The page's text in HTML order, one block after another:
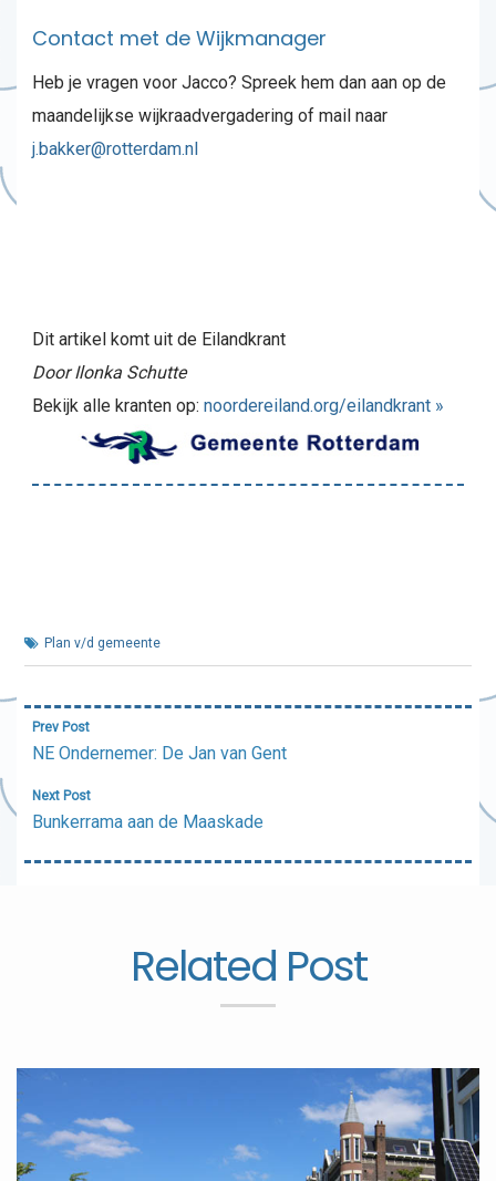
Contact met de Wijkmanager
Heb je vragen voor Jacco? Spreek hem dan aan op de
maandelijkse wijkraadvergadering of mail naar
j.bakker@rotterdam.nl
Dit artikel komt uit de Eilandkrant
Door Ilonka Schutte
Bekijk alle kranten op: noordereiland.org/eilandkrant »
Plan v/d gemeente
Bericht
navigatie
Prev Post
NE Ondernemer: De Jan van Gent
Next Post
Bunkerrama aan de Maaskade
Related Post